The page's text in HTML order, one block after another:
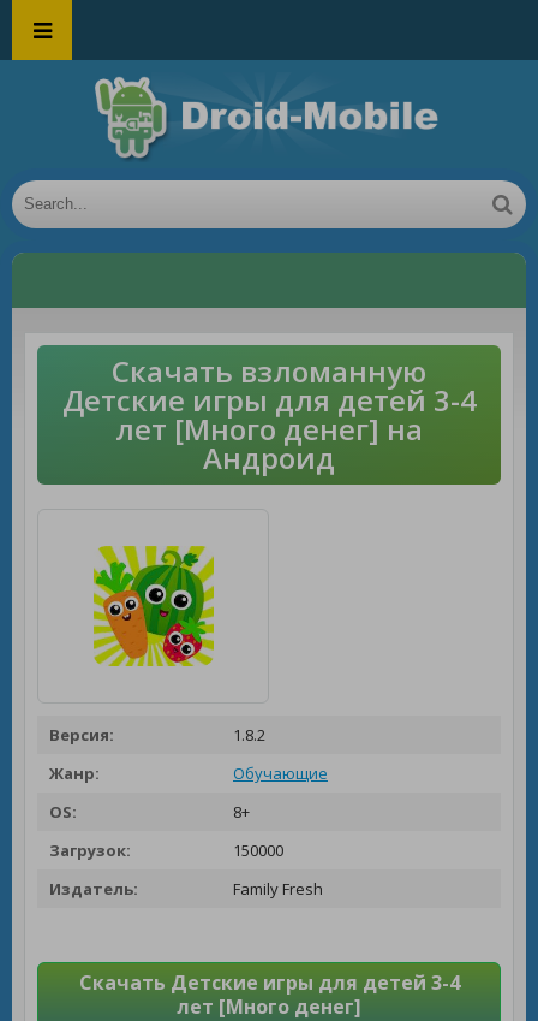
Скачать взломанную
Детские игры для детей 3-4
лет [Много денег] на
Андроид
Версия:
1.8.2
Жанр:
Обучающие
OS:
8+
Загрузок:
150000
Издатель:
Family Fresh
Скачать Детские игры для детей 3-4
лет [Много денег]